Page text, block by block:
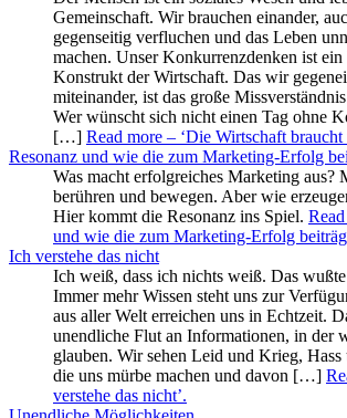
Gemeinschaft. Wir brauchen einander,
gegenseitig verfluchen und das Leben
machen. Unser Konkurrenzdenken ist ein
Konstrukt der Wirtschaft. Das wir
miteinander, ist das große
Wer wünscht sich nicht einen Tag ohne
[…] Read more – ‘Die Wirtschaft braucht
Resonanz und wie die zum Marketing-Erfolg
Was macht erfolgreiches Marketing aus?
berühren und bewegen. Aber wie
Hier kommt die Resonanz ins Spiel.
und wie die zum Marketing-Erfolg
Ich verstehe das nicht
Ich weiß, dass ich nichts weiß. Das
Immer mehr Wissen steht uns zur
aus aller Welt erreichen uns in Echtzeit.
unendliche Flut an Informationen, in der
glauben. Wir sehen Leid und Krieg,
die uns mürbe machen und davon […]
verstehe das nicht’.